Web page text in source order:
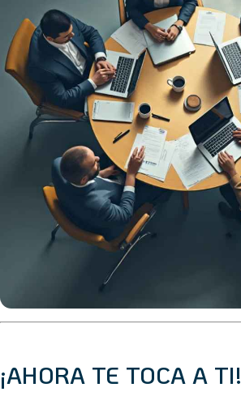
¡AHORA TE TOCA A TI!